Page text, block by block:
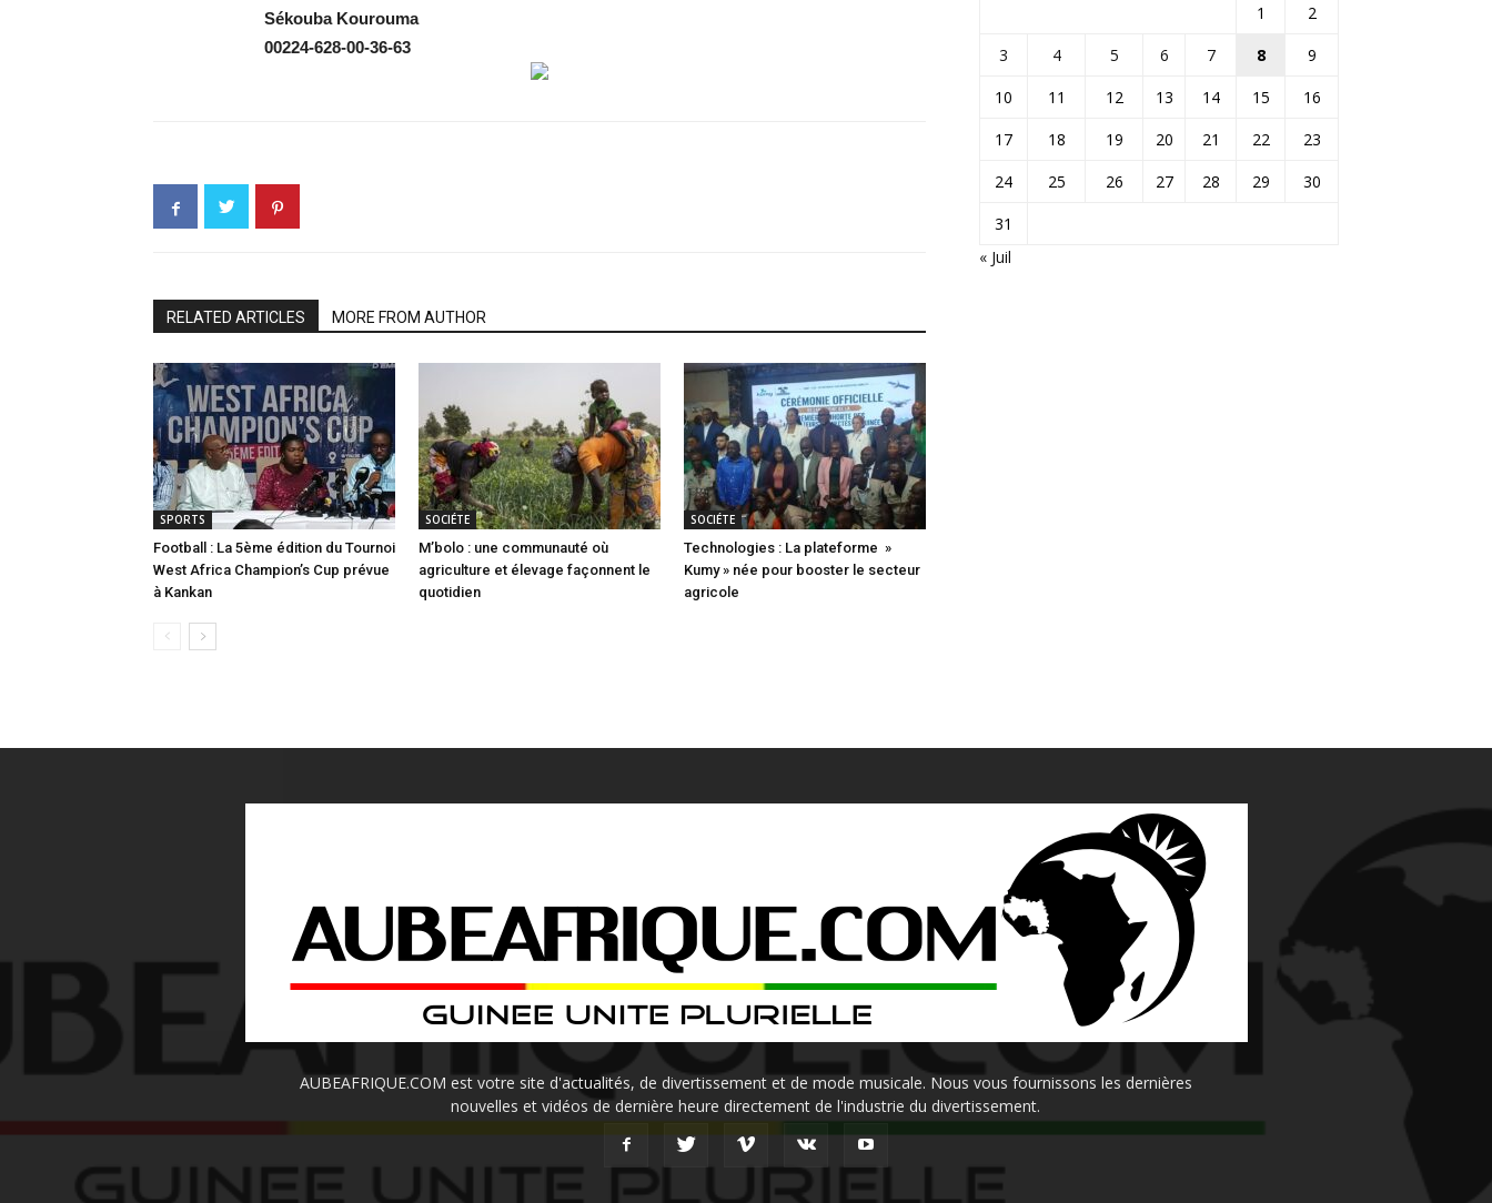
Sékouba Kourouma
00224-628-00-36-63
RELATED ARTICLES MORE FROM AUTHOR
SPORTS
Football : La 5ème édition du Tournoi
West Africa Champion’s Cup prévue
à Kankan
SOCIÉTE
M’bolo : une communauté où
agriculture et élevage façonnent le
quotidien
SOCIÉTE
Technologies : La plateforme »
Kumy » née pour booster le secteur
agricole
1
2
3
4 5 6 7 8
9
10
11 12 13 14 15
16
17
18 19 20 21 22
23
24
25 26 27 28 29
30
31
« Juil
AUBEAFRIQUE.COM est votre site d'actualités, de divertissement et de mode musicale. Nous vous fournissons les dernières
nouvelles et vidéos de dernière heure directement de l'industrie du divertissement.